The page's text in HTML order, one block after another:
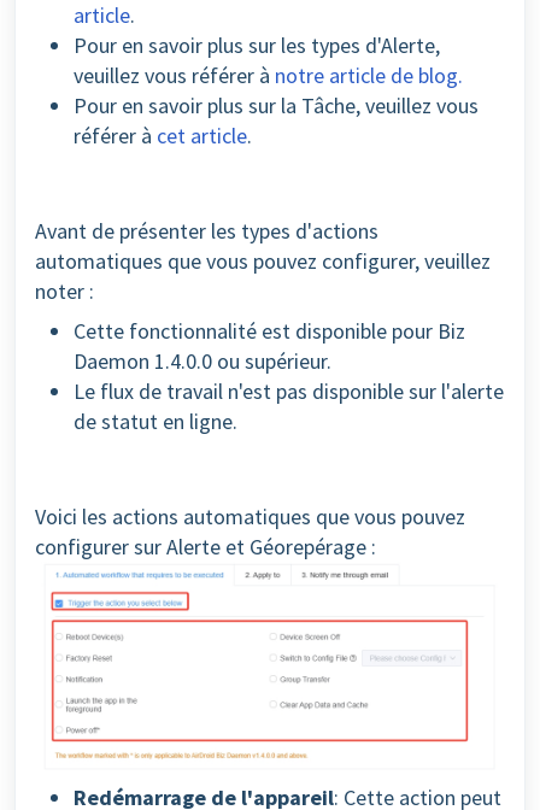
article.
Pour en savoir plus sur les types d'Alerte,
veuillez vous référer à notre article de blog.
Pour en savoir plus sur la Tâche, veuillez vous
référer à cet article.
Avant de présenter les types d'actions
automatiques que vous pouvez configurer, veuillez
noter :
Cette fonctionnalité est disponible pour Biz
Daemon 1.4.0.0 ou supérieur.
Le flux de travail n'est pas disponible sur l'alerte
de statut en ligne.
Voici les actions automatiques que vous pouvez
configurer sur Alerte et Géorepérage :
Redémarrage de l'appareil: Cette action peut